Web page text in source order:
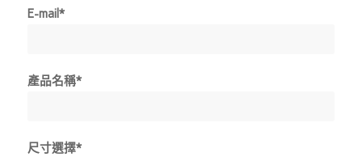
E-mail*
產品名稱*
尺寸選擇*